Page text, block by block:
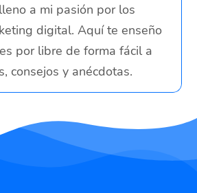
a mi pasión por los
digital. Aquí te enseño
por libre de forma fácil a
consejos y anécdotas.